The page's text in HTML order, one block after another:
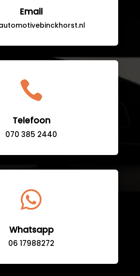
Email

Telefoon
070 385 2440

Whatsapp
06 17988272